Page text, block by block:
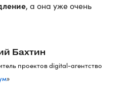
, а она уже очень
Бахтин
проектов digital-агентство
»